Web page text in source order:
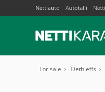
Nettiauto Autotalli
For sale Dethleffs